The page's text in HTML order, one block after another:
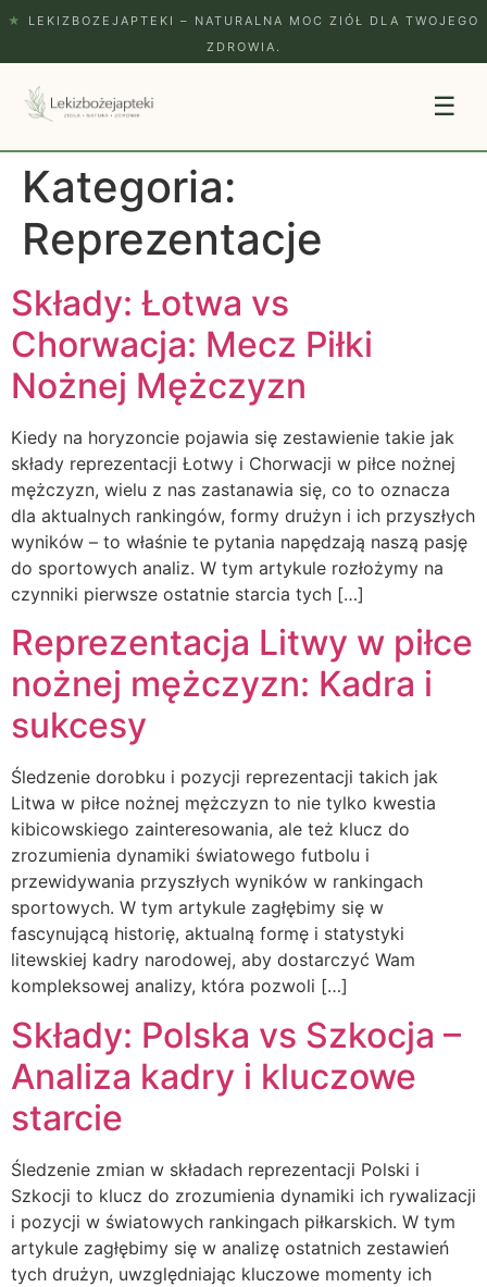
★
LEKIZBOZEJAPTEKI – NATURALNA MOC ZIÓŁ DLA TWOJEGO
ZDROWIA.
☰
Kategoria:
Reprezentacje
Składy: Łotwa vs
Chorwacja: Mecz Piłki
Nożnej Mężczyzn
Kiedy na horyzoncie pojawia się zestawienie takie jak
składy reprezentacji Łotwy i Chorwacji w piłce nożnej
mężczyzn, wielu z nas zastanawia się, co to oznacza
dla aktualnych rankingów, formy drużyn i ich przyszłych
wyników – to właśnie te pytania napędzają naszą pasję
do sportowych analiz. W tym artykule rozłożymy na
czynniki pierwsze ostatnie starcia tych […]
Reprezentacja Litwy w piłce
nożnej mężczyzn: Kadra i
sukcesy
Śledzenie dorobku i pozycji reprezentacji takich jak
Litwa w piłce nożnej mężczyzn to nie tylko kwestia
kibicowskiego zainteresowania, ale też klucz do
zrozumienia dynamiki światowego futbolu i
przewidywania przyszłych wyników w rankingach
sportowych. W tym artykule zagłębimy się w
fascynującą historię, aktualną formę i statystyki
litewskiej kadry narodowej, aby dostarczyć Wam
kompleksowej analizy, która pozwoli […]
Składy: Polska vs Szkocja –
Analiza kadry i kluczowe
starcie
Śledzenie zmian w składach reprezentacji Polski i
Szkocji to klucz do zrozumienia dynamiki ich rywalizacji
i pozycji w światowych rankingach piłkarskich. W tym
artykule zagłębimy się w analizę ostatnich zestawień
tych drużyn, uwzględniając kluczowe momenty ich